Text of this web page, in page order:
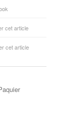
cet article
cet article